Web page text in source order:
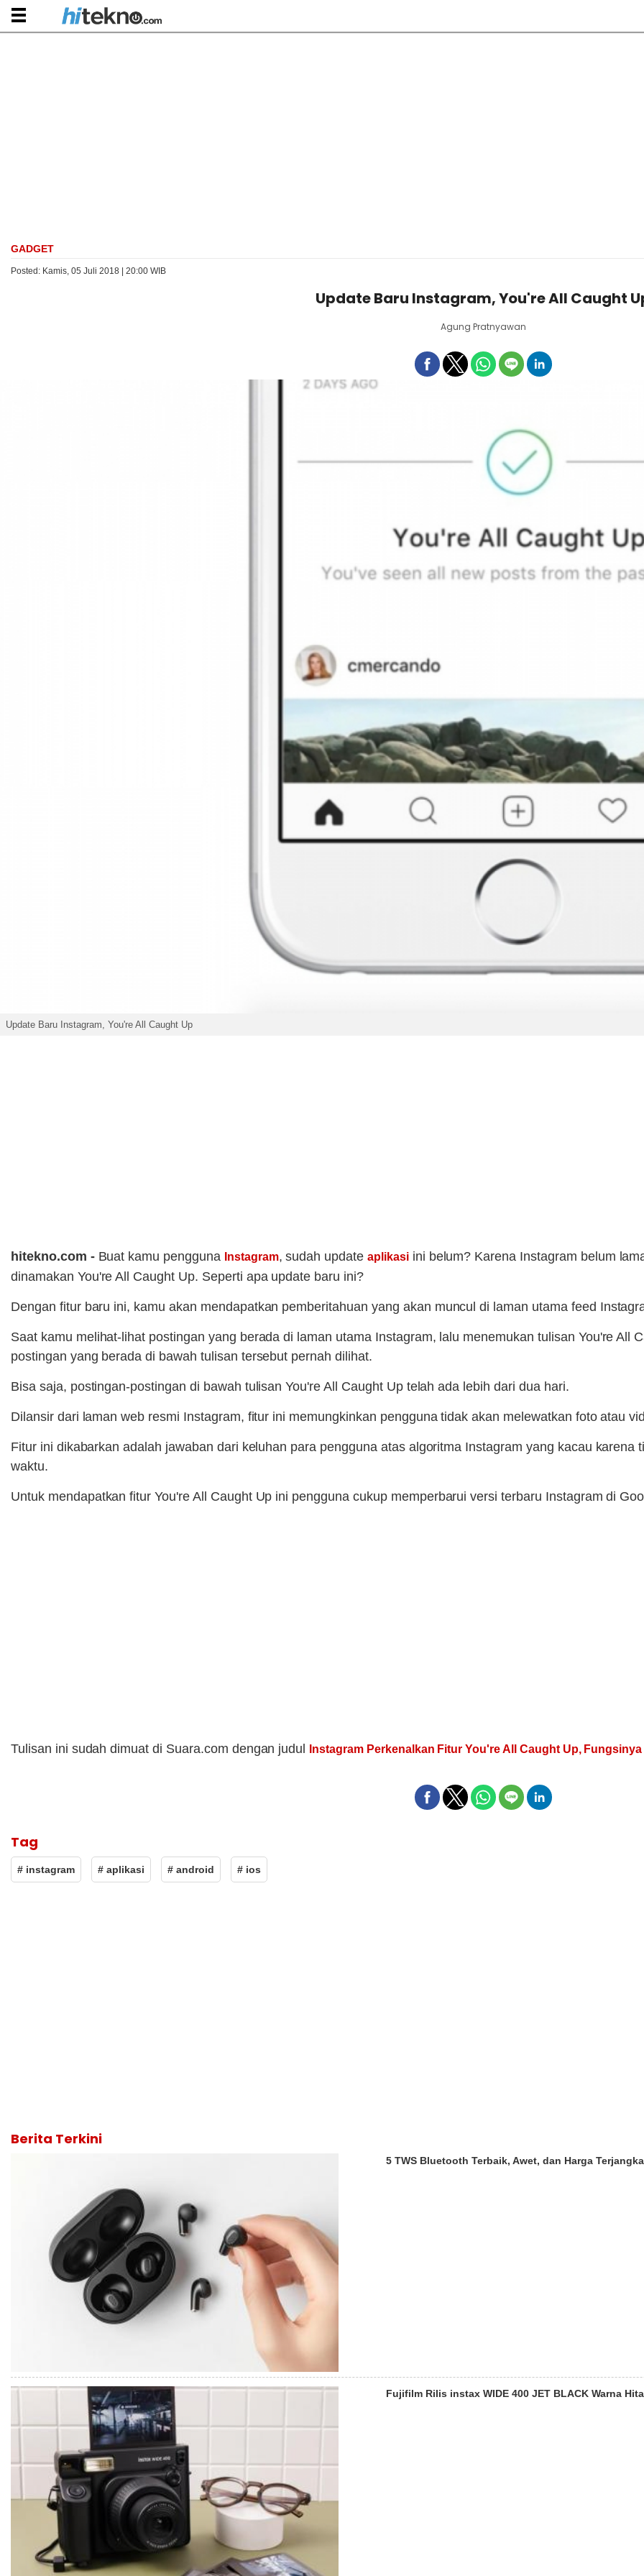
GADGET
Posted: Kamis, 05 Juli 2018 | 20:00 WIB
Update Baru Instagram, You're All Caught
Agung Pratnyawan
Update Baru Instagram, You're All Caught Up
hitekno.com - Buat kamu pengguna Instagram, sudah updateaplikasiini belum? Karena Instagram belum
dinamakan You're All Caught Up. Seperti apa update baru ini?
Dengan fitur baru ini, kamu akan mendapatkan pemberitahuan yang akan muncul di laman utama feed
Saat kamu melihat-lihat postingan yang berada di laman utama Instagram, lalu menemukan tulisan You're All
postingan yang berada di bawah tulisan tersebut pernah dilihat.
Bisa saja, postingan-postingan di bawah tulisan You're All Caught Up telah ada lebih dari dua hari.
Dilansir dari laman web resmi Instagram, fitur ini memungkinkan pengguna tidak akan melewatkan foto atau
Fitur ini dikabarkan adalah jawaban dari keluhan para pengguna atas algoritma Instagram yang kacau
waktu.
Untuk mendapatkan fitur You're All Caught Up ini pengguna cukup memperbarui versi terbaru Instagram di
Tulisan ini sudah dimuat di Suara.com dengan judul Instagram Perkenalkan Fitur You're All Caught Up,
Tag
# instagram # aplikasi # android # ios
Berita Terkini
5 TWS Bluetooth Terbaik, Awet, dan Harga
Fujifilm Rilis instax WIDE 400 JET BLACK Warna